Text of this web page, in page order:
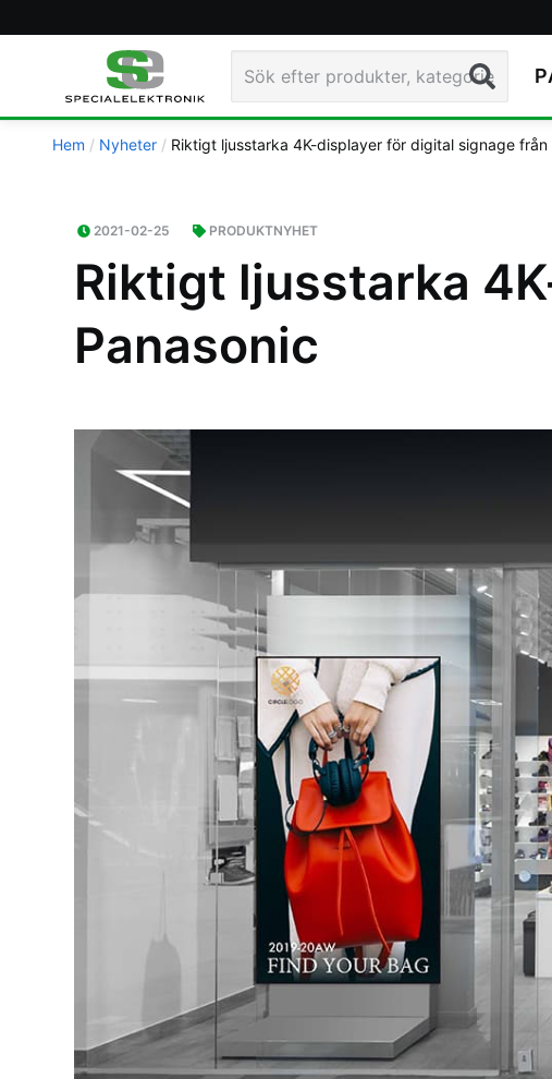
Sök
Hem Nyheter Riktigt ljusstarka 4K-displayer för digital signage från
2021-02-25 PRODUKTNYHET
Riktigt ljusstarka
Panasonic